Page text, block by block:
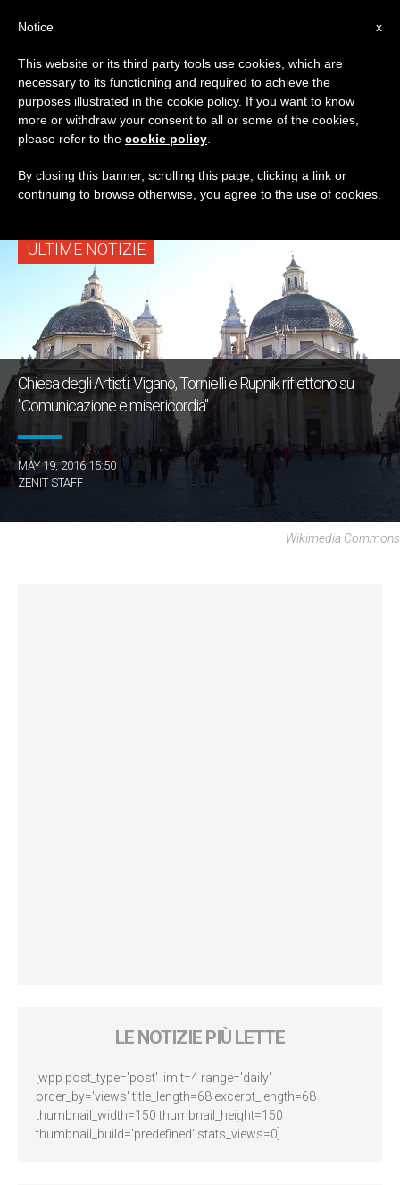
TAG
Posts Tagged ‘chiesa
Degli Artisti’
ULTIME NOTIZIE
Chiesa degli Artisti: Viganò, Tornielli e Rupnik riflettono su
"Comunicazione e misericordia"
MAY 19, 2016 15:50
ZENIT STAFF
Wikimedia Commons
LE NOTIZIE PIÙ LETTE
[wpp post_type='post' limit=4 range='daily'
order_by='views' title_length=68 excerpt_length=68
thumbnail_width=150 thumbnail_height=150
thumbnail_build='predefined' stats_views=0]
x
Notice
This website or its third party tools use cookies, which are
necessary to its functioning and required to achieve the
purposes illustrated in the cookie policy. If you want to know
more or withdraw your consent to all or some of the cookies,
please refer to the cookie policy
By closing this banner, scrolling this page, clicking a link or
continuing to browse otherwise, you agree to the use of cookies.